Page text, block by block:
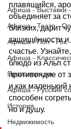
Афиша - Выставки
Афиша - Театр -
Афиша - Поп - Рок
Афиша -
Правопорядок
Афиша - Русские
История
Недвижимость
плавящийся,
объединяет за
близких, дарит
защищённости и
счастье.
блюдо из Альп
противоядие от
и как маленький
способен
но и душу.